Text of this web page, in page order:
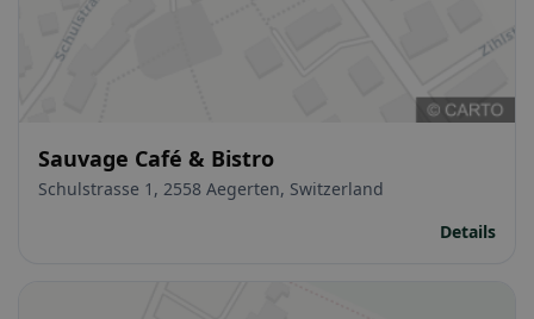
Sauvage Café & Bistro
Schulstrasse 1, 2558 Aegerten, Switzerland
Details